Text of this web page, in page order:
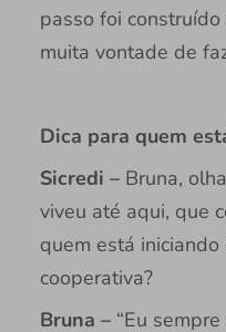
passo foi
muita vontade de
Dica para quem
Sicredi –Bruna,
viveu até aqui, que
quem está
cooperativa?
Bruna –“Eu